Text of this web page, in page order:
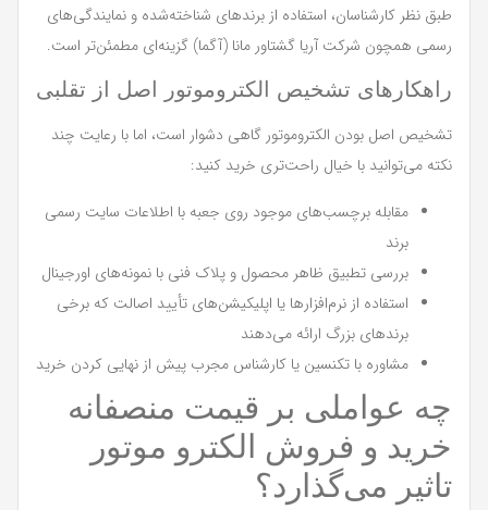
طبق نظر کارشناسان، استفاده از برندهای شناخته‌شده و نمایندگی‌های
رسمی همچون شرکت آریا گشتاور مانا (آگما) گزینه‌ای مطمئن‌تر است.
راهکارهای تشخیص الکتروموتور اصل از تقلبی
تشخیص اصل بودن الکتروموتور گاهی دشوار است، اما با رعایت چند
نکته می‌توانید با خیال راحت‌تری خرید کنید:
مقابله برچسب‌های موجود روی جعبه با اطلاعات سایت رسمی
برند
بررسی تطبیق ظاهر محصول و پلاک فنی با نمونه‌های اورجینال
استفاده از نرم‌افزارها یا اپلیکیشن‌های تأیید اصالت که برخی
برندهای بزرگ ارائه می‌دهند
مشاوره با تکنسین یا کارشناس مجرب پیش از نهایی کردن خرید
چه عواملی بر قیمت منصفانه
خرید و فروش الکترو موتور
تاثیر می‌گذارد؟